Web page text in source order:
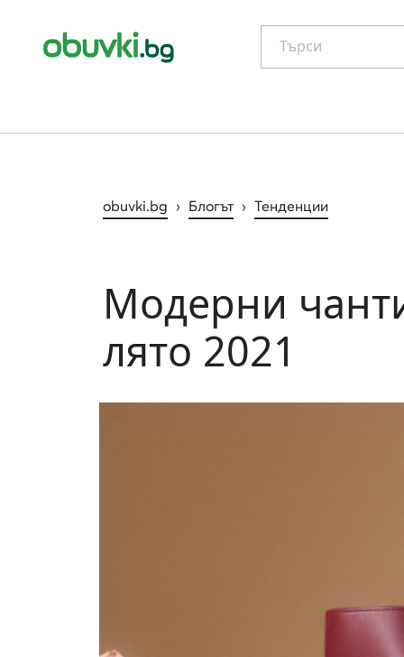
Търси
obuvki.bg › Блогът › Тенденции
Модерни
лято 2021